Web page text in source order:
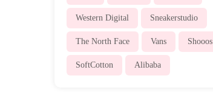
Western Digital Sneakerstudio
The North Face Vans Shooos
SoftCotton Alibaba